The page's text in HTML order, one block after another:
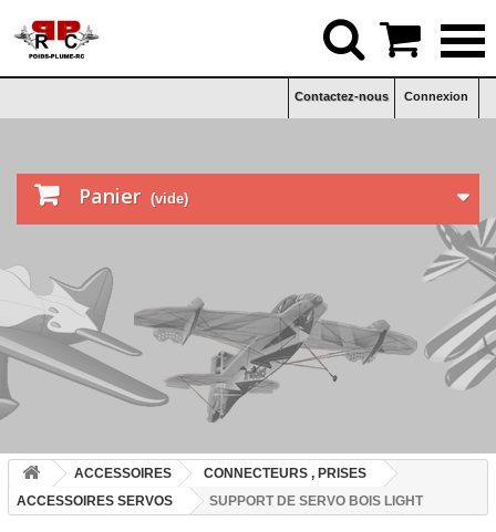
Connexion
Contactez-nous
Panier (vide)
ACCESSOIRES
CONNECTEURS , PRISES
ACCESSOIRES SERVOS
SUPPORT DE SERVO BOIS LIGHT
 
